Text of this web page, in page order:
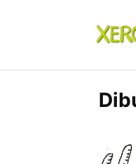
xerguio.ES |